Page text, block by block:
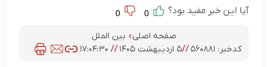
آیا این خبر مفید بود؟
صفحه اصلی
بین الملل
کدخبر: ۵۶۰۸۸۱ //۵ اردیبهشت ۱۴۰۵ // ۱۷:۰۴:۳۰